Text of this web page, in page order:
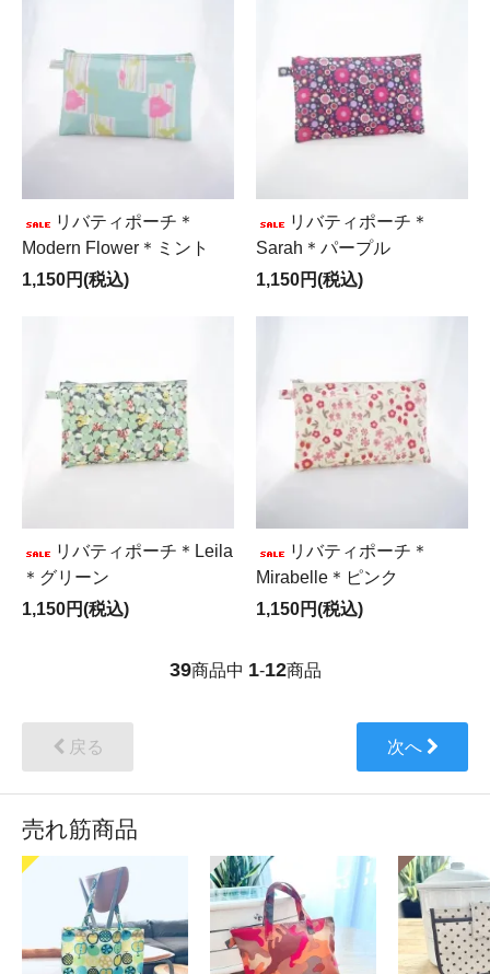
リバティポーチ＊
Modern Flower＊ミント
1,150円(税込)
リバティポーチ＊
Sarah＊パープル
1,150円(税込)
リバティポーチ＊Leila
＊グリーン
1,150円(税込)
リバティポーチ＊
Mirabelle＊ピンク
1,150円(税込)
39商品中 1-12商品
戻る 次へ
売れ筋商品